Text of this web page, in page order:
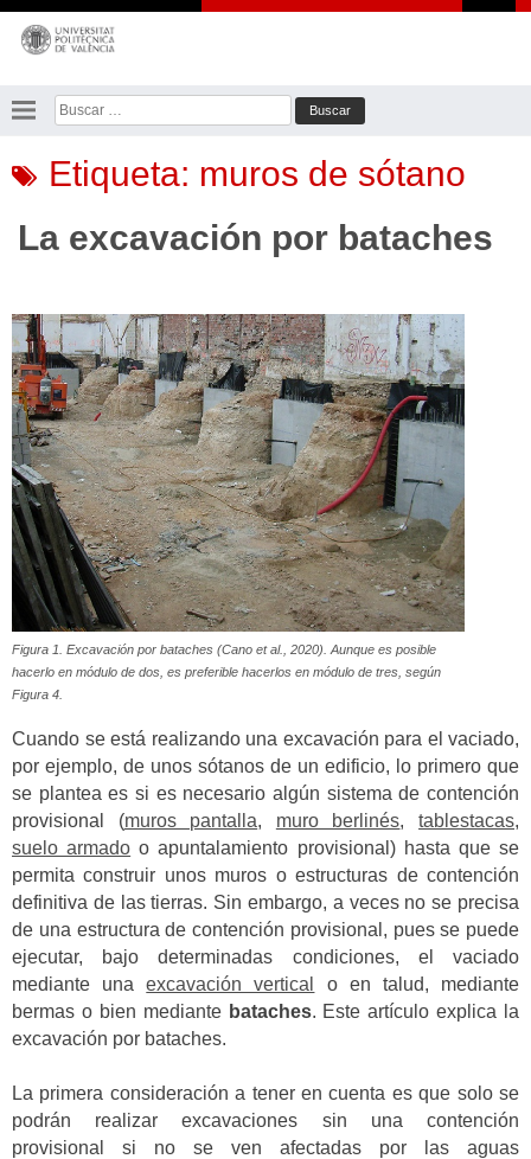
Saltar
contenido
Buscar:
Etiqueta: muros de sótano
La excavación por bataches
Figura 1. Excavación por bataches (Cano et al., 2020). Aunque es posible
hacerlo en módulo de dos, es preferible hacerlos en módulo de tres, según
Figura 4.
Cuando se está realizando una excavación para el vaciado,
por ejemplo, de unos sótanos de un edificio, lo primero que
se plantea es si es necesario algún sistema de contención
provisional (muros pantalla, muro berlinés,tablestacas,
suelo armado o apuntalamiento provisional) hasta que se
permita construir unos muros o estructuras de contención
definitiva de las tierras. Sin embargo, a veces no se precisa
de una estructura de contención provisional, pues se puede
ejecutar, bajo determinadas condiciones, el vaciado
mediante unaexcavación vertical
o en talud, mediante
bermas o bien mediante bataches. Este artículo explica la
excavación por bataches.
La primera consideración a tener en cuenta es que solo se
podrán realizar excavaciones sin una contención
provisional si no se ven afectadas por las aguas